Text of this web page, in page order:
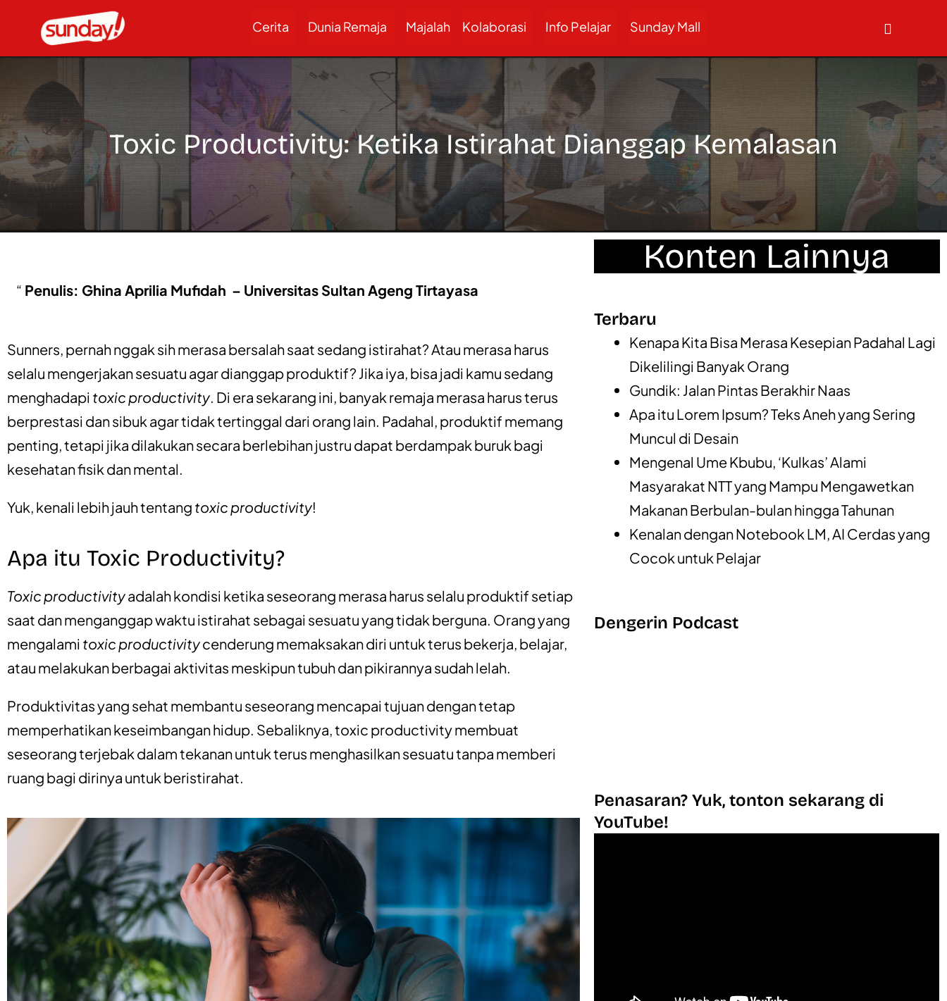
Cerita Dunia Remaja Majalah Kolaborasi Info Pelajar Sunday Mall
Toxic Productivity: Ketika Istirahat Dianggap Kemalasan
Penulis: Ghina Aprilia Mufidah – Universitas Sultan Ageng Tirtayasa
Sunners, pernah nggak sih merasa bersalah saat sedang istirahat? Atau merasa harus
selalu mengerjakan sesuatu agar dianggap produktif? Jika iya, bisa jadi kamu sedang
menghadapi toxic productivity. Di era sekarang ini, banyak remaja merasa harus terus
berprestasi dan sibuk agar tidak tertinggal dari orang lain. Padahal, produktif memang
penting, tetapi jika dilakukan secara berlebihan justru dapat berdampak buruk bagi
kesehatan fisik dan mental.
Yuk, kenali lebih jauh tentang toxic productivity!
Apa itu Toxic Productivity?
Toxic productivityadalah kondisi ketika seseorang merasa harus selalu produktif setiap
saat dan menganggap waktu istirahat sebagai sesuatu yang tidak berguna. Orang yang
mengalami toxic productivitycenderung memaksakan diri untuk terus bekerja, belajar,
atau melakukan berbagai aktivitas meskipun tubuh dan pikirannya sudah lelah.
Produktivitas yang sehat membantu seseorang mencapai tujuan dengan tetap
memperhatikan keseimbangan hidup. Sebaliknya, toxic productivity membuat
seseorang terjebak dalam tekanan untuk terus menghasilkan sesuatu tanpa memberi
ruang bagi dirinya untuk beristirahat.
Konten Lainnya
Terbaru
Kenapa Kita Bisa Merasa Kesepian Padahal Lagi
Dikelilingi Banyak Orang
Gundik: Jalan Pintas Berakhir Naas
Apa itu Lorem Ipsum? Teks Aneh yang Sering
Muncul di Desain
Mengenal Ume Kbubu, ‘Kulkas’ Alami
Masyarakat NTT yang Mampu Mengawetkan
Makanan Berbulan-bulan hingga Tahunan
Kenalan dengan Notebook LM, AI Cerdas yang
Cocok untuk Pelajar
Dengerin Podcast
Penasaran? Yuk, tonton sekarang di
YouTube!